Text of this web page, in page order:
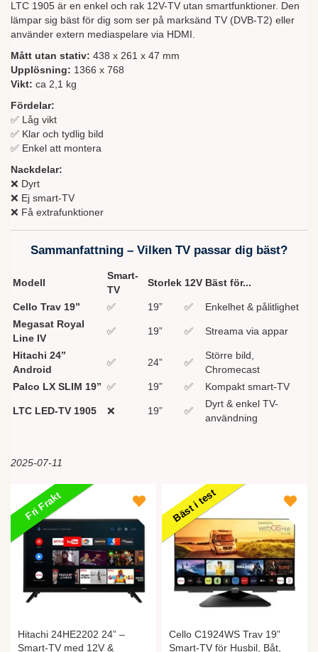
LTC 1905 är en enkel och rak 12V-TV utan smartfunktioner. Den
lämpar sig bäst för dig som ser på marksänd TV (DVB-T2) eller
använder extern mediaspelare via HDMI.
Mått utan stativ: 438 x 261 x 47 mm
Upplösning: 1366 x 768
Vikt: ca 2,1 kg
Fördelar:
✅ Låg vikt
✅ Klar och tydlig bild
✅ Enkel att montera
Nackdelar:
❌ Dyrt
❌ Ej smart-TV
❌ Få extrafunktioner
Sammanfattning – Vilken TV passar dig bäst?
Modell
Smart-
TV
Storlek 12V Bäst för...
Cello Trav 19” ✅ 19” ✅
Enkelhet & pålitlighet
Megasat Royal
Line IV
✅ 19” ✅ Streama via appar
Hitachi 24”
Android
✅ 24” ✅
Större bild,
Chromecast
Palco LX SLIM 19” ✅ 19” ✅ Kompakt smart-TV
LTC LED-TV 1905 ❌ 19” ✅
Dyrt & enkel TV-
användning
2025-07-11
Fri Frakt
Hitachi 24HE2202 24” –
Smart-TV med 12V &
Bäst i test
Cello C1924WS Trav 19”
Smart-TV för Husbil, Båt,